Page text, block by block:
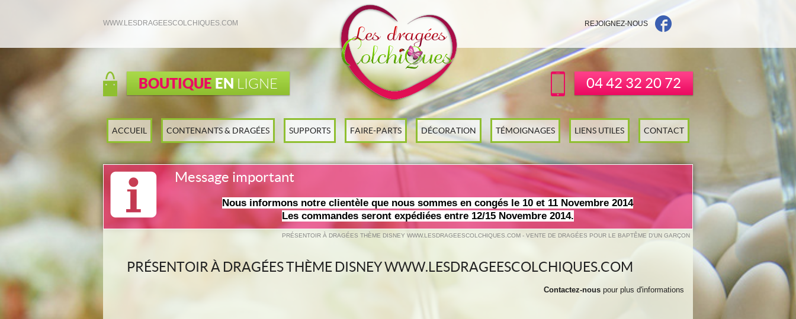
WWW.LESDRAGEESCOLCHIQUES.COM REJOIGNEZ-NOUS
BOUTIQUE EN LIGNE 04 42 32 20 72
ACCUEIL CONTENANTS & DRAGÉES SUPPORTS FAIRE-PARTS DÉCORATION TÉMOIGNAGES LIENS UTILES CONTACT
Message important
Nous informons notre clientèle que nous sommes en congés le 10 et 11 Novembre 2014
Les commandes seront expédiées entre 12/15 Novembre 2014.
PRÉSENTOIR À DRAGÉES THÈME DISNEY WWW.LESDRAGEESCOLCHIQUES.COM - VENTE DE DRAGÉES POUR LE BAPTÊME D'UN GARÇON
PRÉSENTOIR À DRAGÉES THÈME DISNEY WWW.LESDRAGEESCOLCHIQUES.COM
Contactez-nous pour plus d'informations